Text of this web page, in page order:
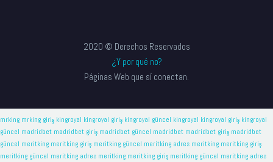
2020 © Derechos Reservados
¿Y por qué no?
Páginas Web que sí conectan.
mrking mrking giriş kingroyal kingroyal giriş kingroyal güncel kingroyal kingroyal giriş kingroyal
güncel madridbet madridbet giriş madridbet güncel madridbet madridbet giriş madridbet
güncel meritking meritking giriş meritking güncel meritking adres meritking meritking giriş
meritking güncel meritking adres meritking meritking giriş meritking güncel meritking adres